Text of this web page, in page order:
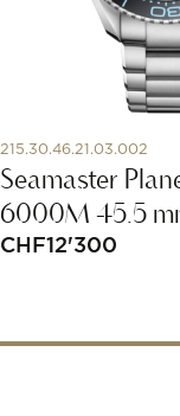
215.30.46.21.03.002
Seamaster
6000M 45.5
CHF12'300